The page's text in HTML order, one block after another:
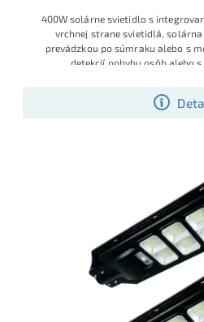
400W solárne svietidlo s
vrchnej strane svietidlá,
prevádzkou po súmraku alebo s
detekcií pohybu osôb alebo